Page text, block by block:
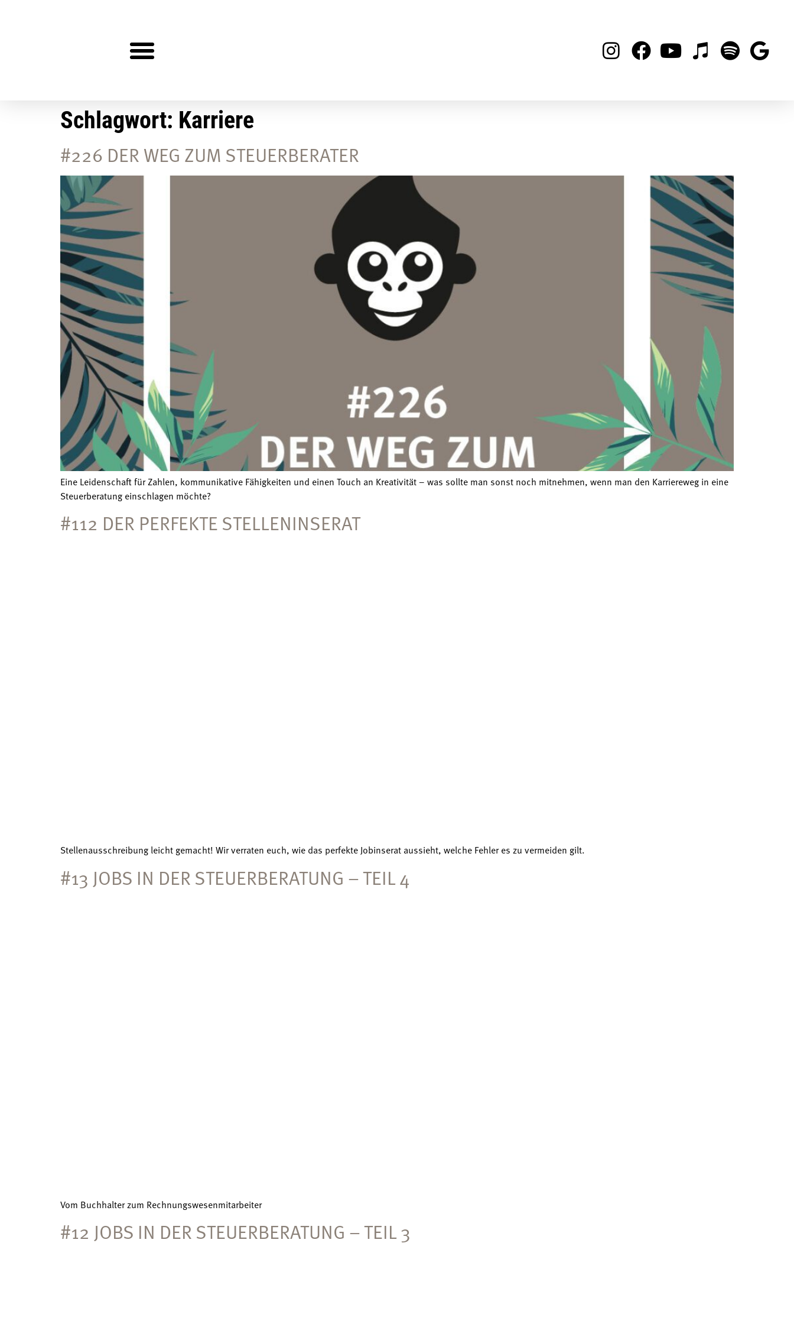
Schlagwort: Karriere
#226 DER WEG ZUM STEUERBERATER
Eine Leidenschaft für Zahlen, kommunikative Fähigkeiten und einen Touch an Kreativität – was sollte man sonst noch mitnehmen, wenn man den Karriereweg in eine
Steuerberatung einschlagen möchte?
#112 DER PERFEKTE STELLENINSERAT
Stellenausschreibung leicht gemacht! Wir verraten euch, wie das perfekte Jobinserat aussieht, welche Fehler es zu vermeiden gilt.
#13 JOBS IN DER STEUERBERATUNG – TEIL 4
Vom Buchhalter zum Rechnungswesenmitarbeiter
#12 JOBS IN DER STEUERBERATUNG – TEIL 3